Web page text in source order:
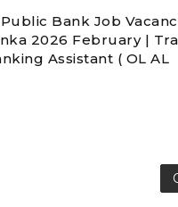
Public Bank Job
2026 February |
Assistant ( OL AL